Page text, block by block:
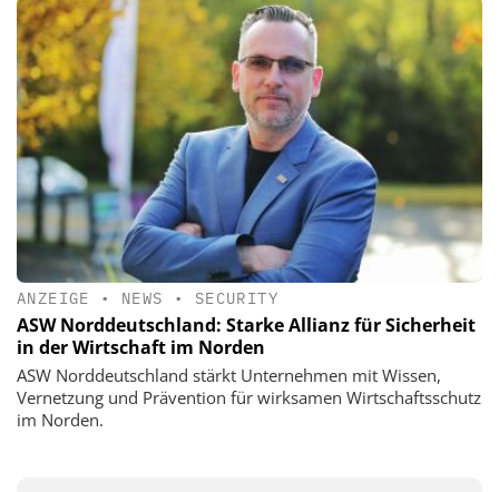
ANZEIGE • NEWS • SECURITY
ASW Norddeutschland: Starke Allianz für Sicherheit
in der Wirtschaft im Norden
ASW Norddeutschland stärkt Unternehmen mit Wissen,
Vernetzung und Prävention für wirksamen Wirtschaftsschutz
im Norden.